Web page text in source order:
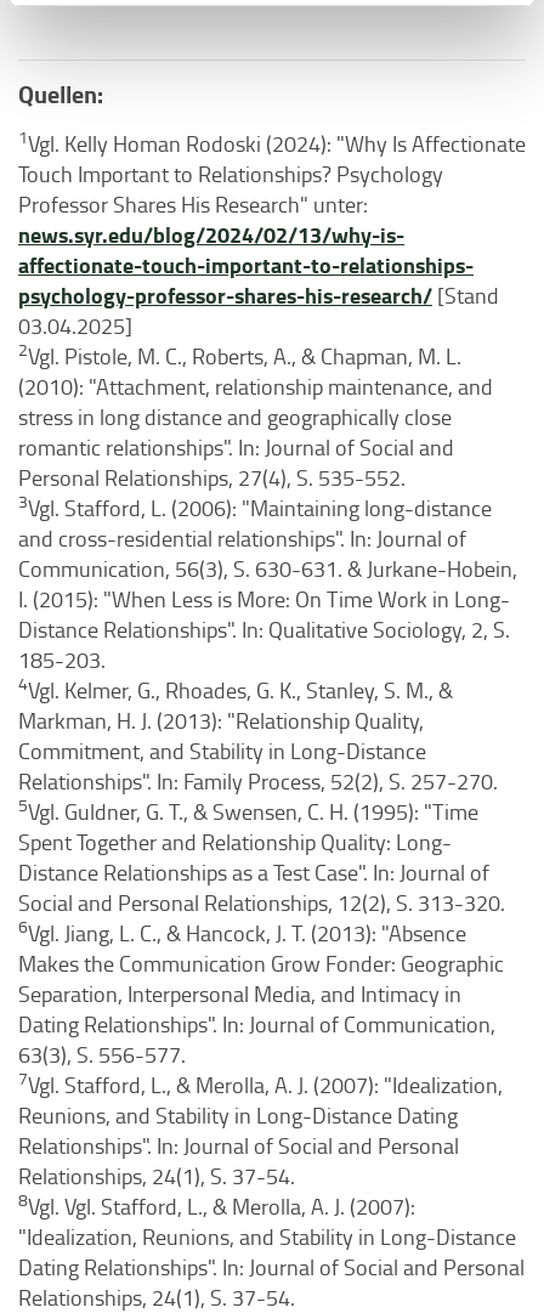
Quellen:
1Vgl. Kelly Homan Rodoski (2024): "Why Is Affectionate
Touch Important to Relationships? Psychology
Professor Shares His Research" unter:
news.syr.edu/blog/2024/02/13/why-is-
affectionate-touch-important-to-relationships-
psychology-professor-shares-his-research/ [Stand
03.04.2025]
2Vgl. Pistole, M. C., Roberts, A., & Chapman, M. L.
(2010): "Attachment, relationship maintenance, and
stress in long distance and geographically close
romantic relationships". In: Journal of Social and
Personal Relationships, 27(4), S. 535-552.
3Vgl. Stafford, L. (2006): "Maintaining long-distance
and cross-residential relationships". In: Journal of
Communication, 56(3), S. 630-631. & Jurkane-Hobein,
I. (2015): "When Less is More: On Time Work in Long-
Distance Relationships". In: Qualitative Sociology, 2, S.
185-203.
4Vgl. Kelmer, G., Rhoades, G. K., Stanley, S. M., &
Markman, H. J. (2013): "Relationship Quality,
Commitment, and Stability in Long-Distance
Relationships". In: Family Process, 52(2), S. 257-270.
5Vgl. Guldner, G. T., & Swensen, C. H. (1995): "Time
Spent Together and Relationship Quality: Long-
Distance Relationships as a Test Case". In: Journal of
Social and Personal Relationships, 12(2), S. 313-320.
6Vgl. Jiang, L. C., & Hancock, J. T. (2013): "Absence
Makes the Communication Grow Fonder: Geographic
Separation, Interpersonal Media, and Intimacy in
Dating Relationships". In: Journal of Communication,
63(3), S. 556-577.
7Vgl. Stafford, L., & Merolla, A. J. (2007): "Idealization,
Reunions, and Stability in Long-Distance Dating
Relationships". In: Journal of Social and Personal
Relationships, 24(1), S. 37-54.
8Vgl. Vgl. Stafford, L., & Merolla, A. J. (2007):
"Idealization, Reunions, and Stability in Long-Distance
Dating Relationships". In: Journal of Social and Personal
Relationships, 24(1), S. 37-54.